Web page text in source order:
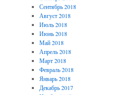
Сентябрь 2018
Август 2018
Июль 2018
Июнь 2018
Май 2018
Апрель 2018
Март 2018
Февраль 2018
Январь 2018
Декабрь 2017